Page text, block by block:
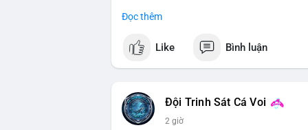
- Vùng Entry: $6.4500 - $6.4800
- Mục tiêu chốt lời (Take Profit - TP):
Lời khuyên quản trị vốn: Khối lượng lệnh
sau khi vào lệnh để bảo vệ tài khoản
Đọc thêm
Like Bình luận
Đội Trinh Sát Cá Voi
2 giờ